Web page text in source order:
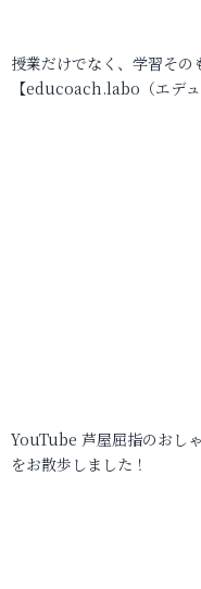
授業だけでなく、学習そ
【educoach.labo（エデ
YouTube 芦屋屈指のおし
をお散歩しました！